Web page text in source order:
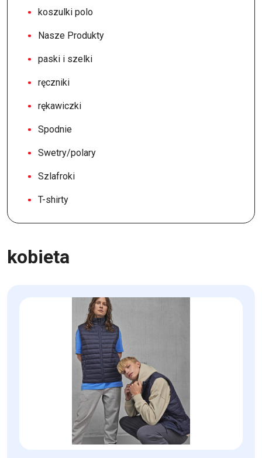
koszulki polo
Nasze Produkty
paski i szelki
ręczniki
rękawiczki
Spodnie
Swetry/polary
Szlafroki
T-shirty
kobieta